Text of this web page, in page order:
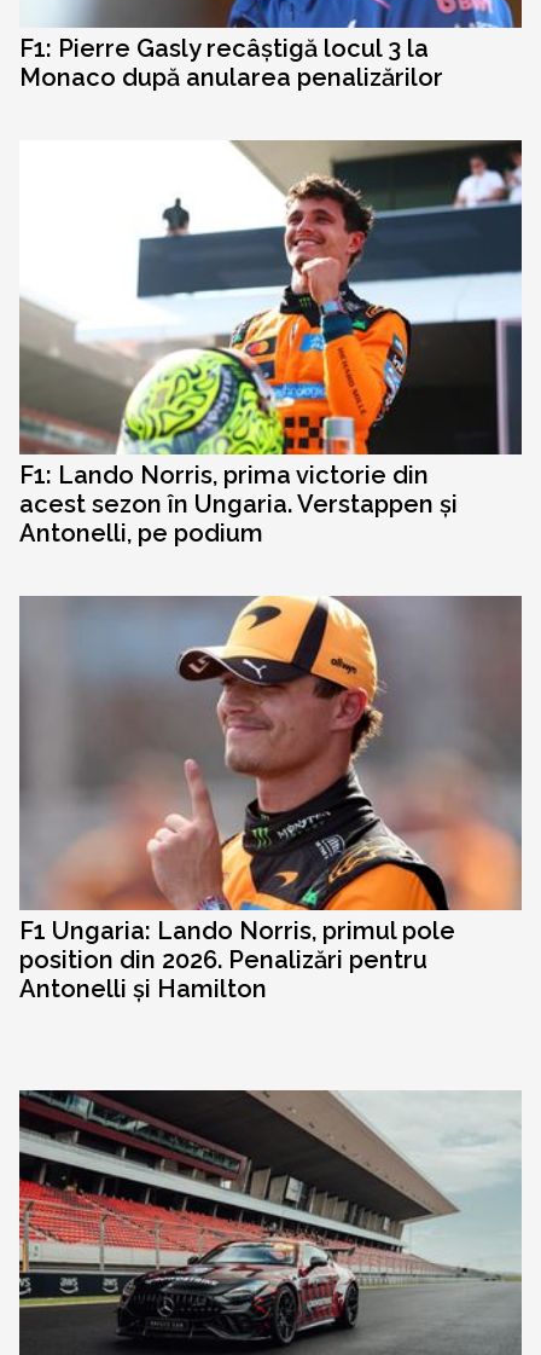
F1: Pierre Gasly recâștigă locul 3 la
Monaco după anularea penalizărilor
F1: Lando Norris, prima victorie din
acest sezon în Ungaria. Verstappen și
Antonelli, pe podium
F1 Ungaria: Lando Norris, primul pole
position din 2026. Penalizări pentru
Antonelli și Hamilton